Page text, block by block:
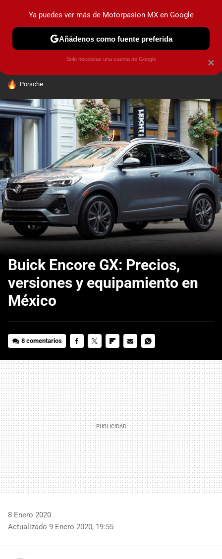
PRUEBAS INDUSTRIA HOY NO CIRCULA
HOY SE HABLA DE
Porsche
Buick Encore GX: Precios,
versiones y equipamiento en
México
8 comentarios
MAIL
8 Enero 2020
Actualizado 9 Enero 2020, 19:55
×
Ya puedes ver más de Motorpasion MX en Google
Añádenos como fuente preferida
Solo necesitas una cuenta de Google